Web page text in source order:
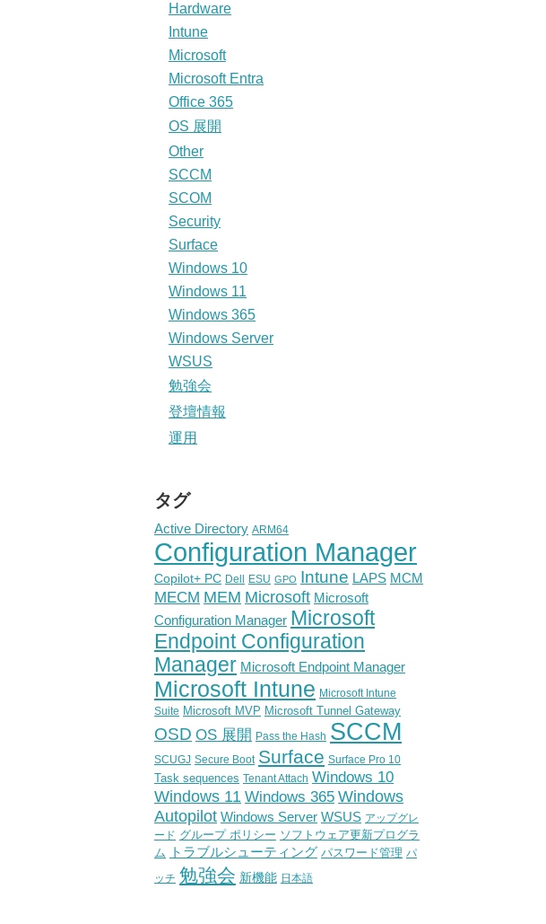
Hardware
Intune
Microsoft
Microsoft Entra
Office 365
OS 展開
Other
SCCM
SCOM
Security
Surface
Windows 10
Windows 11
Windows 365
Windows Server
WSUS
勉強会
登壇情報
運用
タグ
Active Directory ARM64
Configuration Manager
Copilot+ PC Dell ESU GPO Intune LAPS MCM
MECM MEM Microsoft Microsoft
Configuration Manager Microsoft
Endpoint Configuration
Manager Microsoft Endpoint Manager
Microsoft Intune Microsoft Intune
Suite Microsoft MVP Microsoft Tunnel Gateway
OSD OS 展開 Pass the Hash SCCM
SCUGJ Secure Boot Surface Surface Pro 10
Task sequences Tenant Attach Windows 10
Windows 11 Windows 365 Windows
Autopilot Windows Server WSUS アップグレ
ード グループ ポリシー ソフトウェア更新プログラ
ム
トラブルシューティング パスワード管理 パ
ッチ 勉強会 新機能 日本語